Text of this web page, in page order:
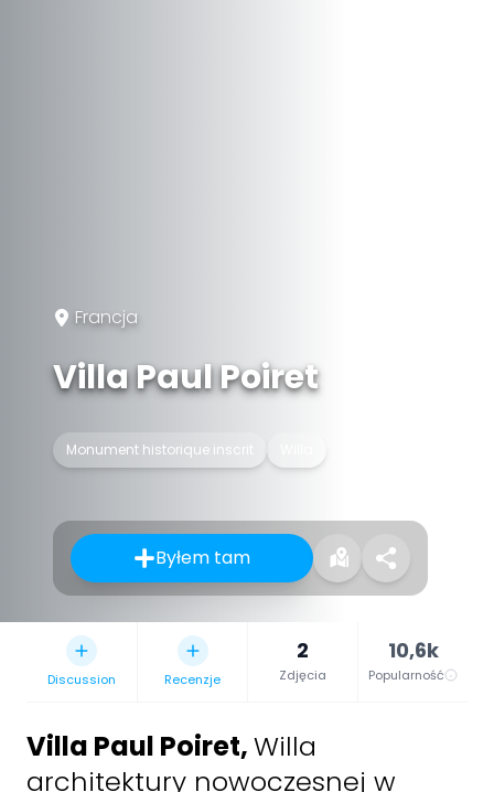
Francja
Villa Paul Poiret
Monument historique inscrit
Byłem tam
Discussion Recenzje
2
Zdjęcia
10,6k
Popularność
Villa Paul Poiret,Willa
architektury nowoczesnej w